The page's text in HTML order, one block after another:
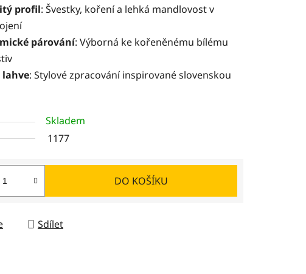
profil: Švestky, koření a lehká mandlovost v
párování: Výborná ke kořeněnému bílému
lahve: Stylové zpracování inspirované slovenskou
Skladem
1177
DO KOŠÍKU
Sdílet